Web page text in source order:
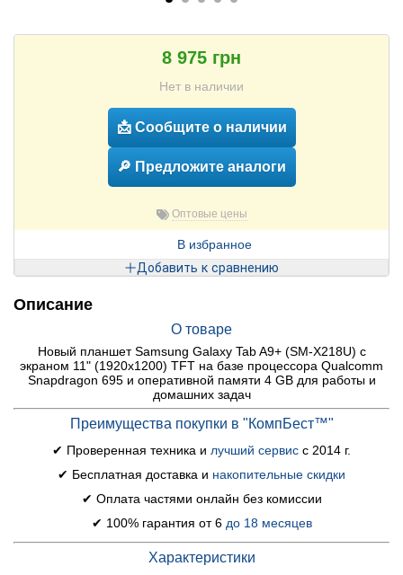
8 975 грн
Нет в наличии
📩 Сообщите о наличии
🔎 Предложите аналоги
Оптовые цены
В избранное
Добавить к сравнению
Описание
О товаре
Новый планшет Samsung Galaxy Tab A9+ (SM-X218U) с
экраном 11" (1920x1200) TFT на базе процессора Qualcomm
Snapdragon 695 и оперативной памяти 4 GB для работы и
домашних задач
Преимущества покупки в "КомпБест™"
✔ Проверенная техника и лучший сервис с 2014 г.
✔ Бесплатная доставка и накопительные скидки
✔ Оплата частями онлайн без комиссии
✔ 100% гарантия от 6 до 18 месяцев
Характеристики